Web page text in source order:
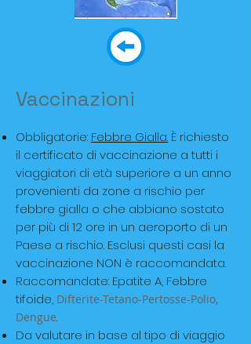
Vaccinazioni
Obbligatorie: Febbre Gialla. È richiesto
il certificato di vaccinazione a tutti i
viaggiatori di età superiore a un anno
provenienti da zone a rischio per
febbre gialla o che abbiano sostato
per più di 12 ore in un aeroporto di un
Paese a rischio. Esclusi questi casi la
vaccinazione NON è raccomandata.
Raccomandate: Epatite A, Febbre
tifoide, Difterite-Tetano-Pertosse-Polio,
Dengue.
Da valutare in base al tipo di viaggio